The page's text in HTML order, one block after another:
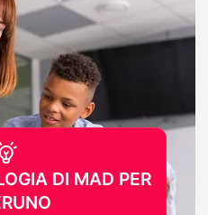
DI MAD PER